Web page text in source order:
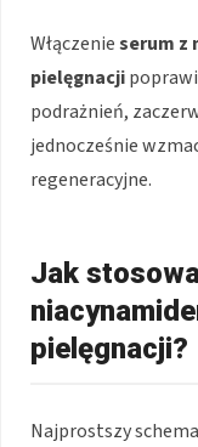
Włączenieserum z
pielęgnacji
podrażnień,
jednocześnie
regeneracyjne.
Jak
pielęgnacji?
Najprostszy